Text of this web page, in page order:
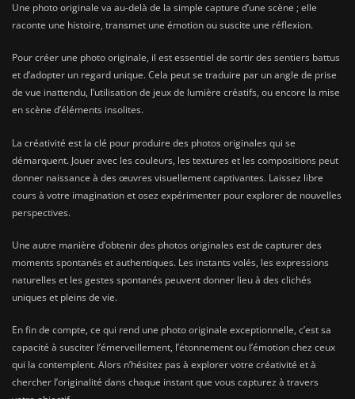
Une photo originale va au-delà de la simple capture d’une scène ; elle
raconte une histoire, transmet une émotion ou suscite une réflexion.
Pour créer une photo originale, il est essentiel de sortir des sentiers battus
et d’adopter un regard unique. Cela peut se traduire par un angle de prise
de vue inattendu, l’utilisation de jeux de lumière créatifs, ou encore la mise
en scène d’éléments insolites.
La créativité est la clé pour produire des photos originales qui se
démarquent. Jouer avec les couleurs, les textures et les compositions peut
donner naissance à des œuvres visuellement captivantes. Laissez libre
cours à votre imagination et osez expérimenter pour explorer de nouvelles
perspectives.
Une autre manière d’obtenir des photos originales est de capturer des
moments spontanés et authentiques. Les instants volés, les expressions
naturelles et les gestes spontanés peuvent donner lieu à des clichés
uniques et pleins de vie.
En fin de compte, ce qui rend une photo originale exceptionnelle, c’est sa
capacité à susciter l’émerveillement, l’étonnement ou l’émotion chez ceux
qui la contemplent. Alors n’hésitez pas à explorer votre créativité et à
chercher l’originalité dans chaque instant que vous capturez à travers